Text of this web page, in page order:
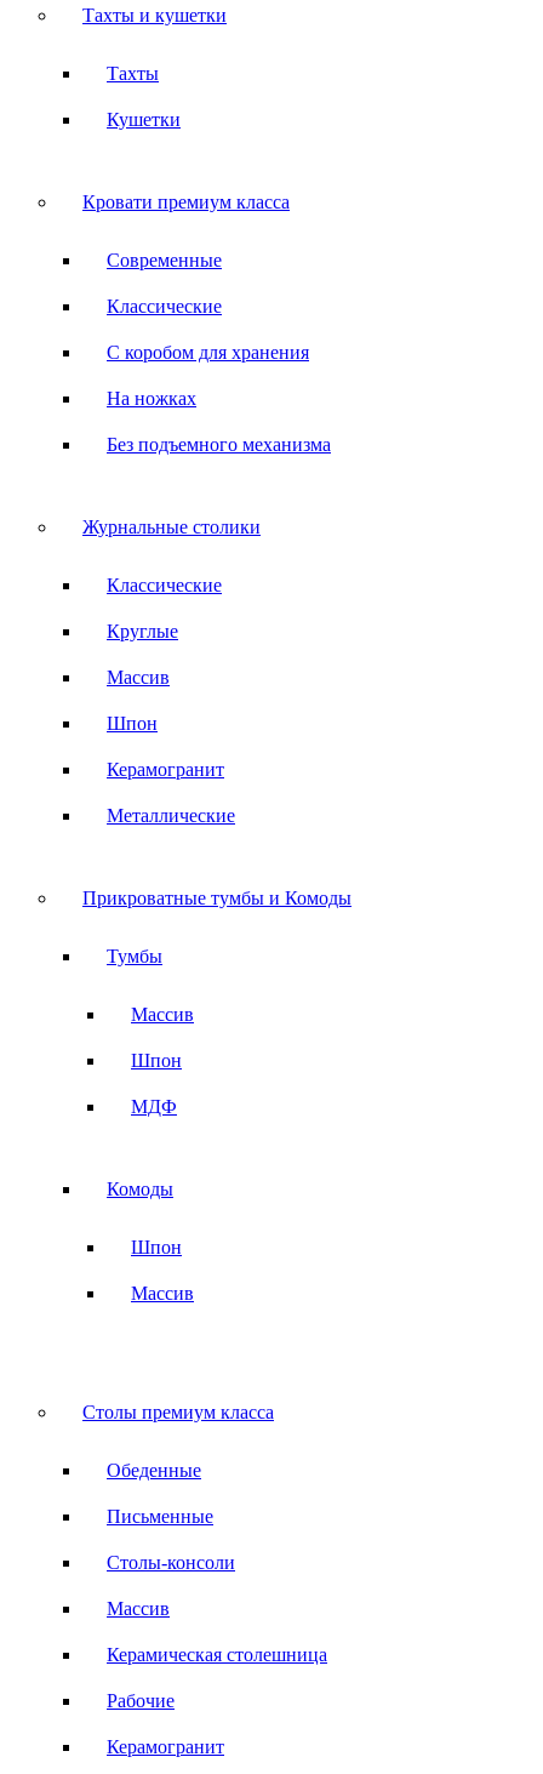
Тахты и кушетки
Тахты
Кушетки
Кровати премиум класса
Современные
Классические
С коробом для хранения
На ножках
Без подъемного механизма
Журнальные столики
Классические
Круглые
Массив
Шпон
Керамогранит
Металлические
Прикроватные тумбы и Комоды
Тумбы
Массив
Шпон
МДФ
Комоды
Шпон
Массив
Столы премиум класса
Обеденные
Письменные
Столы-консоли
Массив
Керамическая столешница
Рабочие
Керамогранит